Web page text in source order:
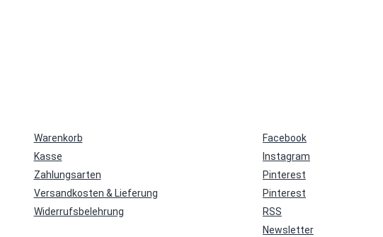
Warenkorb
Kasse
Zahlungsarten
Versandkosten & Lieferung
Widerrufsbelehrung
Facebook
Instagram
Pinterest
Pinterest
RSS
Newsletter